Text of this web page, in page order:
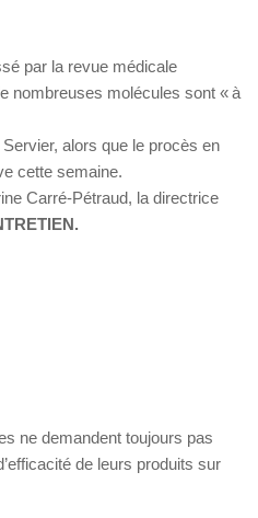
par la revue médicale
nombreuses molécules sont « à
alors que le procès en
cette semaine.
Carré-Pétraud, la directrice
ne demandent toujours pas
de leurs produits sur